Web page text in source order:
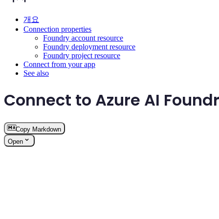
개요
Connection properties
Foundry account resource
Foundry deployment resource
Foundry project resource
Connect from your app
See also
Connect to Azure AI
Copy Markdown
Open